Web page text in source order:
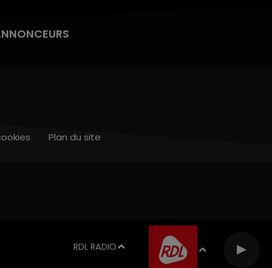
RDL RADIO
Plan du site